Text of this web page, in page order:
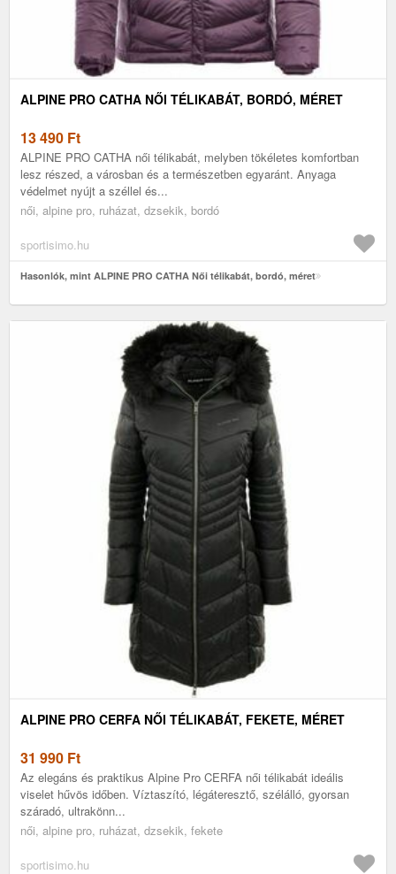
ALPINE PRO CATHA NŐI TÉLIKABÁT, BORDÓ, MÉRET
13 490 Ft
ALPINE PRO CATHA női télikabát, melyben tökéletes komfortban
lesz részed, a városban és a természetben egyaránt. Anyaga
védelmet nyújt a széllel és...
női, alpine pro, ruházat, dzsekik, bordó
sportisimo.hu
Hasonlók, mint ALPINE PRO CATHA Női télikabát, bordó, méret
ALPINE PRO CERFA NŐI TÉLIKABÁT, FEKETE, MÉRET
31 990 Ft
Az elegáns és praktikus Alpine Pro CERFA női télikabát ideális
viselet hűvös időben. Víztaszító, légáteresztő, szélálló, gyorsan
száradó, ultrakönn...
női, alpine pro, ruházat, dzsekik, fekete
sportisimo.hu